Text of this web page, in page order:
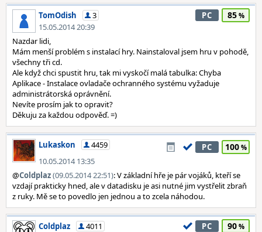
TomOdish
3
15.05.2014 20:39
PC 85
Nazdar lidi,
Mám menší problém s instalací hry. Nainstaloval jsem hru v pohodě,
všechny tři cd.
Ale když chci spustit hru, tak mi vyskočí malá tabulka: Chyba
Aplikace - Instalace ovladače ochranného systému vyžaduje
administrátorská oprávnění.
Nevíte prosím jak to opravit?
Děkuju za každou odpověď. =)
Lukaskon
4459
10.05.2014 13:35
PC 100
@Coldplaz(09.05.2014 22:51): V základní hře je pár vojáků, kteří se
vzdají prakticky hned, ale v datadisku je asi nutné jim vystřelit zbraň
z ruky. Mě se to povedlo jen jednou a to zcela náhodou.
Coldplaz
4011
PC 90